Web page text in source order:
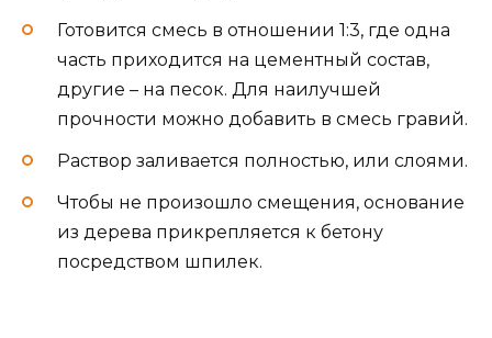
Готовится смесь в отношении 1:3, где одна
часть приходится на цементный состав,
другие – на песок. Для наилучшей
прочности можно добавить в смесь гравий.
Раствор заливается полностью, или слоями.
Чтобы не произошло смещения, основание
из дерева прикрепляется к бетону
посредством шпилек.